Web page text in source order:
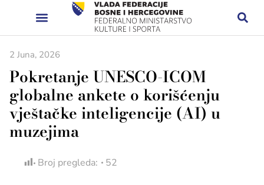
2 Juna, 2026
Pokretanje UNESCO-ICOM
globalne ankete o korišćenju
vještačke inteligencije (AI) u
muzejima
Broj pregleda: 52